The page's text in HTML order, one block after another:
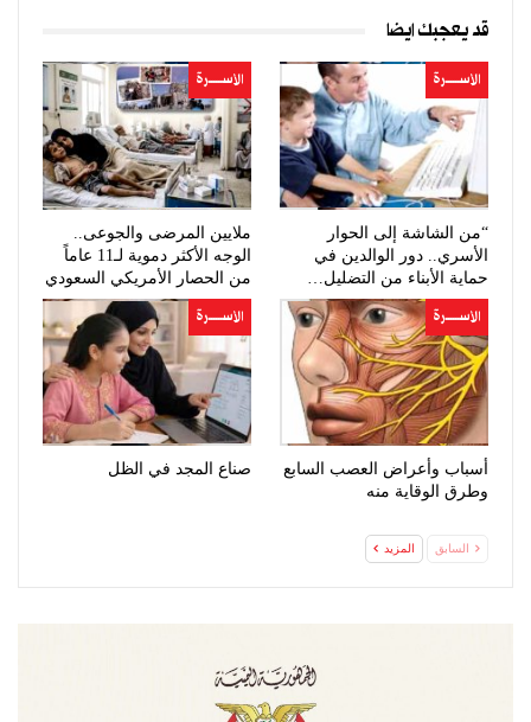
قد يعجبك ايضا
الأســــــرة
“من الشاشة إلى الحوار
الأسري.. دور الوالدين في
حماية الأبناء من التضليل…
الأســــــرة
ملايين المرضى والجوعى..
الوجه الأكثر دموية لـ11 عاماً
من الحصار الأمريكي السعودي
الأســــــرة
أسباب وأعراض العصب السابع
وطرق الوقاية منه
الأســــــرة
صناع المجد في الظل
السابق المزيد